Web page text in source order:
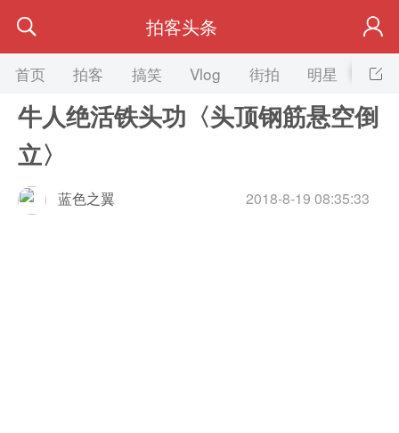
拍客头条
首页 拍客 搞笑 Vlog 街拍 明星 美女
牛人绝活铁头功〈头顶钢筋悬空倒
立〉
蓝色之翼 2018-8-19 08:35:33